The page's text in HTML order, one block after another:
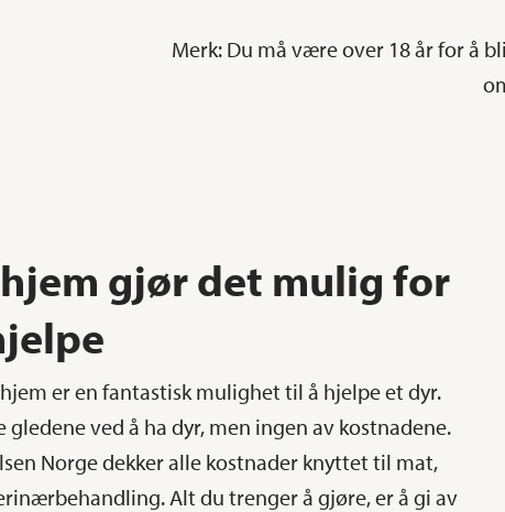
Merk: Du må være over 18 år for å
gjør det mulig for
er en fantastisk mulighet til å hjelpe et dyr.
gledene ved å ha dyr, men ingen av kostnadene.
Norge dekker alle kostnader knyttet til mat,
Alt du trenger å gjøre, er å gi av